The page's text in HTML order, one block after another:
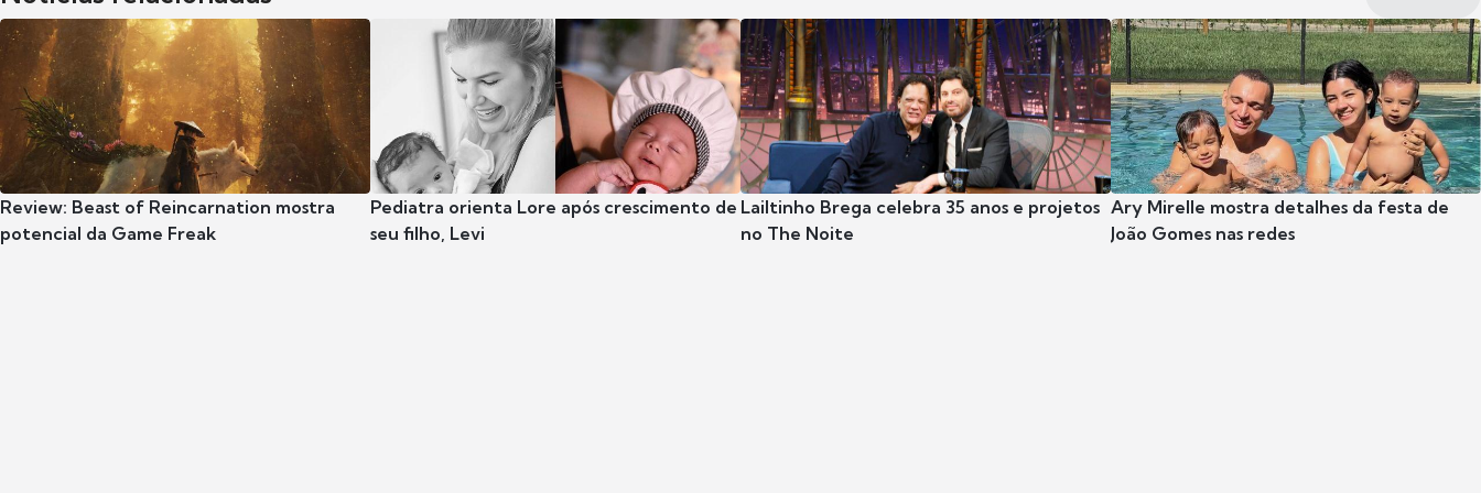
Review: Beast of Reincarnation mostra
potencial da Game Freak
Pediatra orienta Lore após crescimento de
seu filho, Levi
Lailtinho Brega celebra 35 anos e projetos
no The Noite
Ary Mirelle mostra detalhes da festa de
João Gomes nas redes